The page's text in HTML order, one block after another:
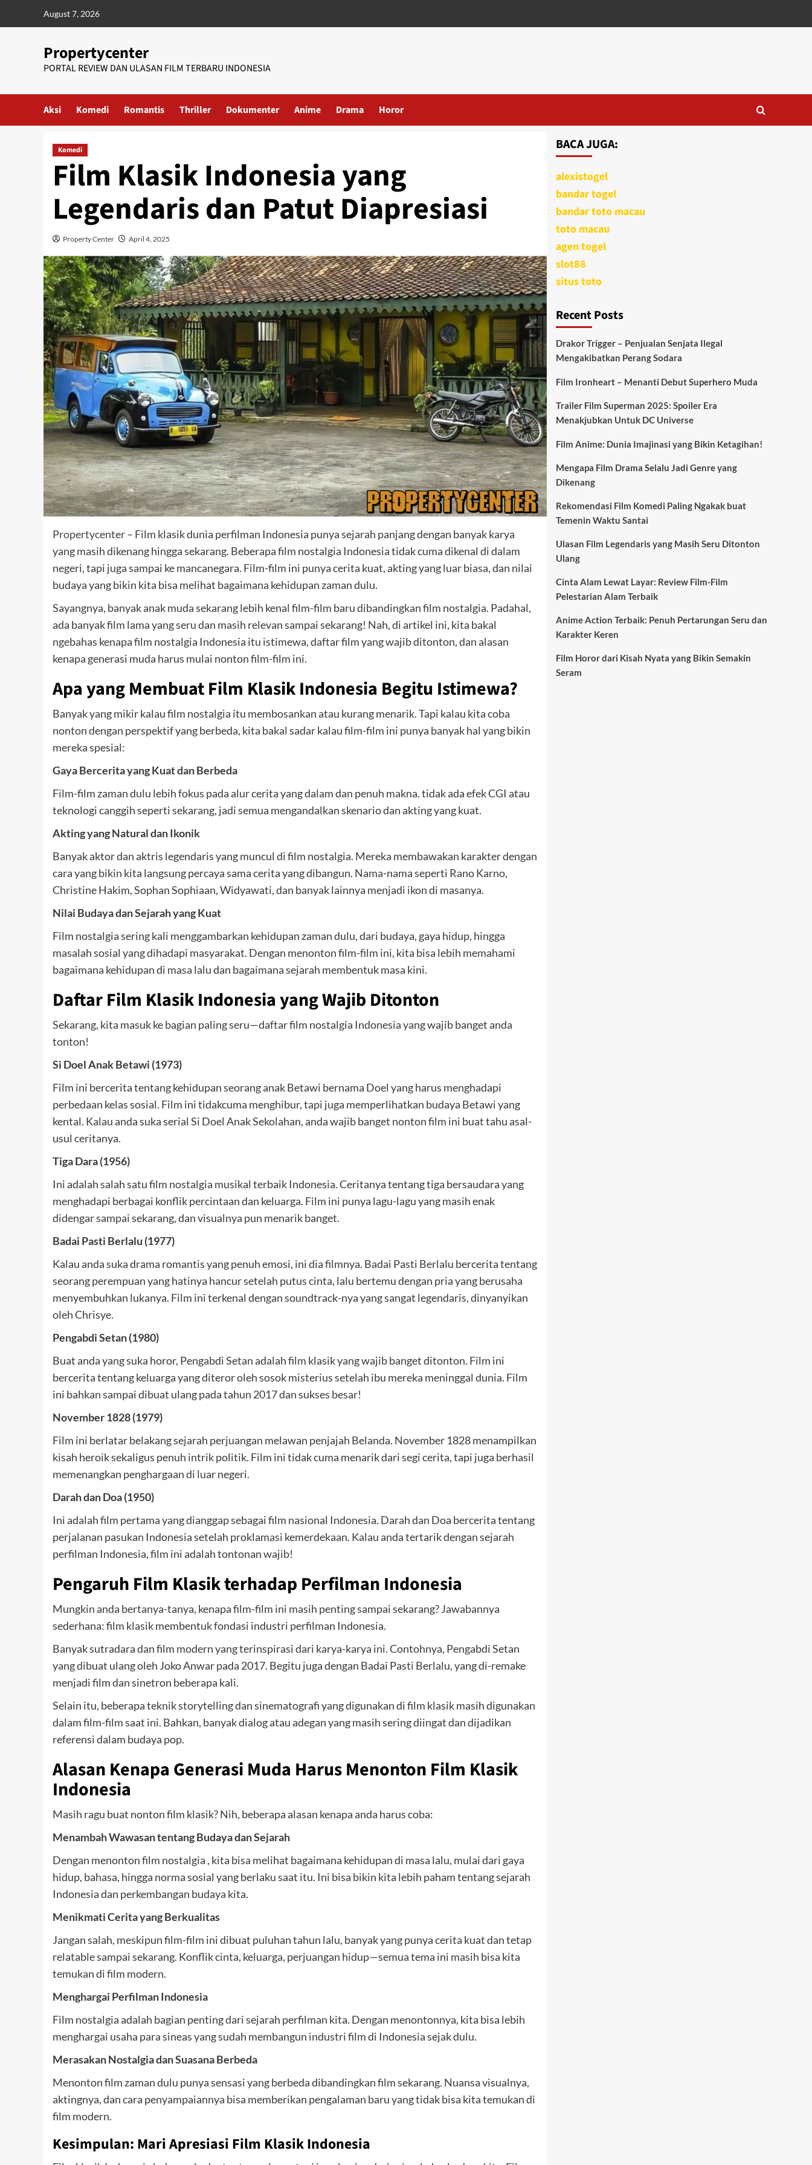
August 7, 2026
Propertycenter
PORTAL REVIEW DAN ULASAN FILM TERBARU INDONESIA
Aksi Komedi Romantis Thriller Dokumenter Anime Drama Horor
Komedi
Film Klasik Indonesia yang
Legendaris dan Patut Diapresiasi
Property Center April 4, 2025
Propertycenter– Film klasik dunia perfilman Indonesia punya sejarah panjang dengan banyak karya
yang masih dikenang hingga sekarang. Beberapa film nostalgia Indonesia tidak cuma dikenal di dalam
negeri, tapi juga sampai ke mancanegara. Film-film ini punya cerita kuat, akting yang luar biasa, dan nilai
budaya yang bikin kita bisa melihat bagaimana kehidupan zaman dulu.
Sayangnya, banyak anak muda sekarang lebih kenal film-film baru dibandingkan film nostalgia. Padahal,
ada banyak film lama yang seru dan masih relevan sampai sekarang! Nah, di artikel ini, kita bakal
ngebahas kenapa film nostalgia Indonesia itu istimewa, daftar film yang wajib ditonton, dan alasan
kenapa generasi muda harus mulai nonton film-film ini.
Apa yang Membuat Film Klasik Indonesia Begitu Istimewa?
Banyak yang mikir kalau film nostalgia itu membosankan atau kurang menarik. Tapi kalau kita coba
nonton dengan perspektif yang berbeda, kita bakal sadar kalau film-film ini punya banyak hal yang bikin
mereka spesial:
Gaya Bercerita yang Kuat dan Berbeda
Film-film zaman dulu lebih fokus pada alur cerita yang dalam dan penuh makna. tidak ada efek CGI atau
teknologi canggih seperti sekarang, jadi semua mengandalkan skenario dan akting yang kuat.
Akting yang Natural dan Ikonik
Banyak aktor dan aktris legendaris yang muncul di film nostalgia. Mereka membawakan karakter dengan
cara yang bikin kita langsung percaya sama cerita yang dibangun. Nama-nama seperti Rano Karno,
Christine Hakim, Sophan Sophiaan, Widyawati, dan banyak lainnya menjadi ikon di masanya.
Nilai Budaya dan Sejarah yang Kuat
Film nostalgia sering kali menggambarkan kehidupan zaman dulu, dari budaya, gaya hidup, hingga
masalah sosial yang dihadapi masyarakat. Dengan menonton film-film ini, kita bisa lebih memahami
bagaimana kehidupan di masa lalu dan bagaimana sejarah membentuk masa kini.
Daftar Film Klasik Indonesia yang Wajib Ditonton
Sekarang, kita masuk ke bagian paling seru—daftar film nostalgia Indonesia yang wajib banget anda
tonton!
Si Doel Anak Betawi (1973)
Film ini bercerita tentang kehidupan seorang anak Betawi bernama Doel yang harus menghadapi
perbedaan kelas sosial. Film ini tidakcuma menghibur, tapi juga memperlihatkan budaya Betawi yang
kental. Kalau anda suka serial Si Doel Anak Sekolahan, anda wajib banget nonton film ini buat tahu asal-
usul ceritanya.
Tiga Dara (1956)
Ini adalah salah satu film nostalgia musikal terbaik Indonesia. Ceritanya tentang tiga bersaudara yang
menghadapi berbagai konflik percintaan dan keluarga. Film ini punya lagu-lagu yang masih enak
didengar sampai sekarang, dan visualnya pun menarik banget.
Badai Pasti Berlalu (1977)
Kalau anda suka drama romantis yang penuh emosi, ini dia filmnya. Badai Pasti Berlalu bercerita tentang
seorang perempuan yang hatinya hancur setelah putus cinta, lalu bertemu dengan pria yang berusaha
menyembuhkan lukanya. Film ini terkenal dengan soundtrack-nya yang sangat legendaris, dinyanyikan
oleh Chrisye.
Pengabdi Setan (1980)
Buat anda yang suka horor, Pengabdi Setan adalah film klasik yang wajib banget ditonton. Film ini
bercerita tentang keluarga yang diteror oleh sosok misterius setelah ibu mereka meninggal dunia. Film
ini bahkan sampai dibuat ulang pada tahun 2017 dan sukses besar!
November 1828 (1979)
Film ini berlatar belakang sejarah perjuangan melawan penjajah Belanda. November 1828 menampilkan
kisah heroik sekaligus penuh intrik politik. Film ini tidak cuma menarik dari segi cerita, tapi juga berhasil
memenangkan penghargaan di luar negeri.
Darah dan Doa (1950)
Ini adalah film pertama yang dianggap sebagai film nasional Indonesia. Darah dan Doa bercerita tentang
perjalanan pasukan Indonesia setelah proklamasi kemerdekaan. Kalau anda tertarik dengan sejarah
perfilman Indonesia, film ini adalah tontonan wajib!
Pengaruh Film Klasik terhadap Perfilman Indonesia
Mungkin anda bertanya-tanya, kenapa film-film ini masih penting sampai sekarang? Jawabannya
sederhana: film klasik membentuk fondasi industri perfilman Indonesia.
Banyak sutradara dan film modern yang terinspirasi dari karya-karya ini. Contohnya, Pengabdi Setan
yang dibuat ulang oleh Joko Anwar pada 2017. Begitu juga dengan Badai Pasti Berlalu, yang di-remake
menjadi film dan sinetron beberapa kali.
Selain itu, beberapa teknik storytelling dan sinematografi yang digunakan di film klasik masih digunakan
dalam film-film saat ini. Bahkan, banyak dialog atau adegan yang masih sering diingat dan dijadikan
referensi dalam budaya pop.
Alasan Kenapa Generasi Muda Harus Menonton Film Klasik
Indonesia
Masih ragu buat nonton film klasik? Nih, beberapa alasan kenapa anda harus coba:
Menambah Wawasan tentang Budaya dan Sejarah
Dengan menonton film nostalgia , kita bisa melihat bagaimana kehidupan di masa lalu, mulai dari gaya
hidup, bahasa, hingga norma sosial yang berlaku saat itu. Ini bisa bikin kita lebih paham tentang sejarah
Indonesia dan perkembangan budaya kita.
Menikmati Cerita yang Berkualitas
Jangan salah, meskipun film-film ini dibuat puluhan tahun lalu, banyak yang punya cerita kuat dan tetap
relatable sampai sekarang. Konflik cinta, keluarga, perjuangan hidup—semua tema ini masih bisa kita
temukan di film modern.
Menghargai Perfilman Indonesia
Film nostalgia adalah bagian penting dari sejarah perfilman kita. Dengan menontonnya, kita bisa lebih
menghargai usaha para sineas yang sudah membangun industri film di Indonesia sejak dulu.
Merasakan Nostalgia dan Suasana Berbeda
Menonton film zaman dulu punya sensasi yang berbeda dibandingkan film sekarang. Nuansa visualnya,
aktingnya, dan cara penyampaiannya bisa memberikan pengalaman baru yang tidak bisa kita temukan di
film modern.
Kesimpulan: Mari Apresiasi Film Klasik Indonesia
BACA JUGA:
alexistogel
bandar togel
bandar toto macau
toto macau
agen togel
slot88
situs toto
Recent Posts
Drakor Trigger – Penjualan Senjata Ilegal
Mengakibatkan Perang Sodara
Film Ironheart – Menanti Debut Superhero Muda
Trailer Film Superman 2025: Spoiler Era
Menakjubkan Untuk DC Universe
Film Anime: Dunia Imajinasi yang Bikin Ketagihan!
Mengapa Film Drama Selalu Jadi Genre yang
Dikenang
Rekomendasi Film Komedi Paling Ngakak buat
Temenin Waktu Santai
Ulasan Film Legendaris yang Masih Seru Ditonton
Ulang
Cinta Alam Lewat Layar: Review Film-Film
Pelestarian Alam Terbaik
Anime Action Terbaik: Penuh Pertarungan Seru dan
Karakter Keren
Film Horor dari Kisah Nyata yang Bikin Semakin
Seram